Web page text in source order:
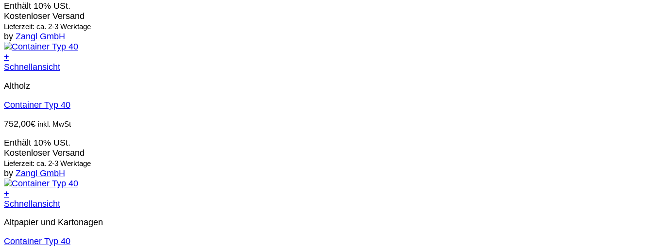
Enthält 10% USt.
Kostenloser Versand
Lieferzeit: ca. 2-3 Werktage
by Zangl GmbH
+
Schnellansicht
Altholz
Container Typ 40
752,00€ inkl. MwSt
Enthält 10% USt.
Kostenloser Versand
Lieferzeit: ca. 2-3 Werktage
by Zangl GmbH
+
Schnellansicht
Altpapier und Kartonagen
Container Typ 40